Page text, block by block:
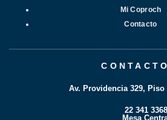
Mi Coproch
Contacto
CONTACTO
Av. Providencia 329,
22 341 3368
Mesa